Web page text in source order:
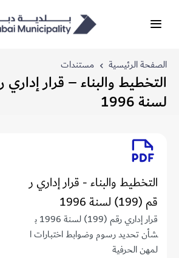
الصفحة الرئيسية مستندات
لسنة 1996
التخطيط والبناء - قرار إداري ر
قم (199) لسنة 1996
قرار إداري رقم (199) لسنة 1996 ب
شأن تحديد رسوم وضوابط اختبارات ا
لمهن الحرفية